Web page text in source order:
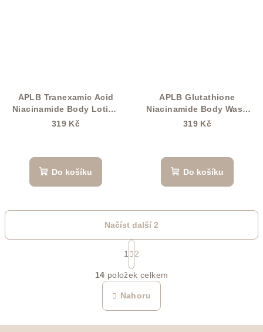
APLB Tranexamic Acid
Niacinamide Body Lotion
160 ml
319 Kč
Do košíku
APLB Glutathione
Niacinamide Body Wash
300 ml
319 Kč
Do košíku
O
v
l
á
Načíst další 2
S
t
r
á
n
k
o
v
1 2
14 položek celkem
Nahoru